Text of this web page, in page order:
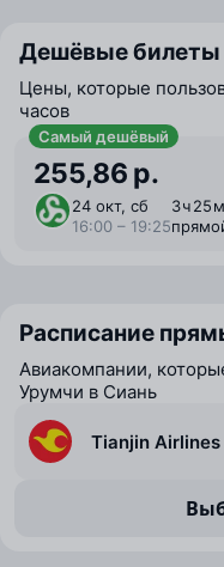
Дешёвые билеты
Цены, которые
часов
Самый дешёвый
255,86 р.
24 окт, сб
16:00 – 19:25
3 ⁠ч 25
Расписание
Авиакомпании,
Урумчи в Сиань
Tianjin Airlines